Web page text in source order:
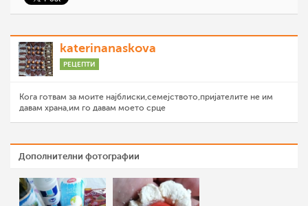
katerinanaskova
РЕЦЕПТИ
Кога готвам за моите најблиски,семејството,пријателите не им
давам храна,им го давам моето срце
Дополнителни фотографии